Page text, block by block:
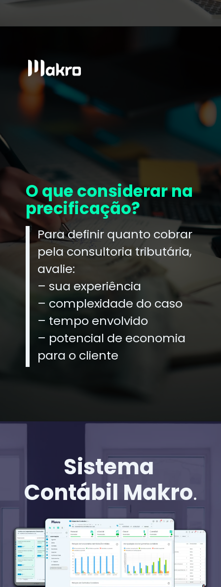
O que considerar na
precificação?
Para definir quanto cobrar
pela consultoria tributária,
avalie:
– sua experiência
– complexidade do caso
– tempo envolvido
– potencial de economia
para o cliente
Sistema
Contábil Makro.